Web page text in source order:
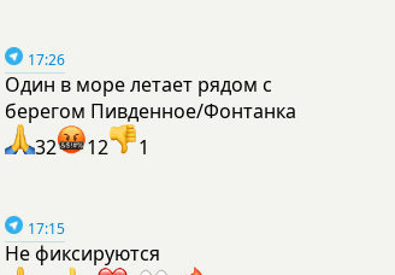
17:26
Один в море летает рядом с
берегом Пивденное/Фонтанка
32
12 1
17:15
Не фиксируются